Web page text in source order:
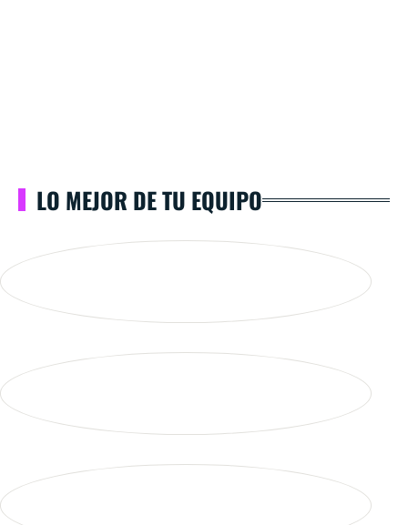
LO MEJOR DE TU EQUIPO